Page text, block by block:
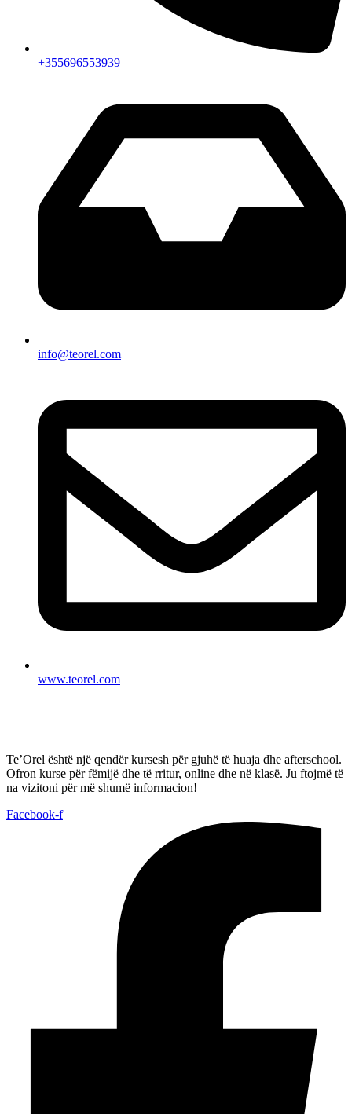
+355696553939
info@teorel.com
www.teorel.com
Te’Orel është një qendër kursesh për gjuhë të huaja dhe afterschool.
Ofron kurse për fëmijë dhe të rritur, online dhe në klasë. Ju ftojmë të
na vizitoni për më shumë informacion!
Facebook-f